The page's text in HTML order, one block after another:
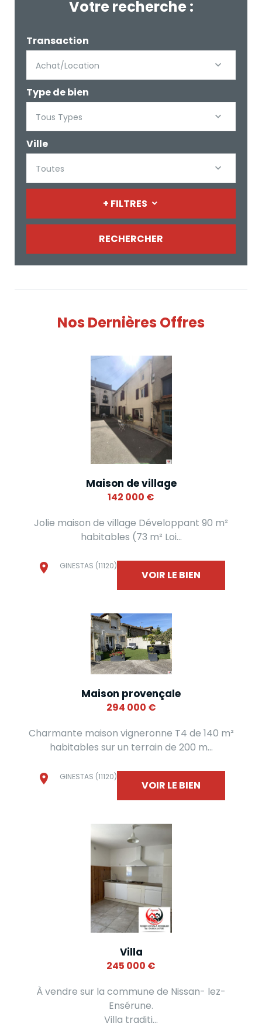
Votre recherche :
Transaction
Achat/Location
Type de bien
Tous Types
Ville
Toutes
+ FILTRES
RECHERCHER
Nos Dernières Offres
Maison de village
142 000 €
Jolie maison de village Développant 90 m²
habitables (73 m² Loi...
GINESTAS (11120)
VOIR LE BIEN
Maison provençale
294 000 €
Charmante maison vigneronne T4 de 140 m²
habitables sur un terrain de 200 m...
GINESTAS (11120)
VOIR LE BIEN
Villa
245 000 €
À vendre sur la commune de Nissan- lez-
Ensérune.
Villa traditi...